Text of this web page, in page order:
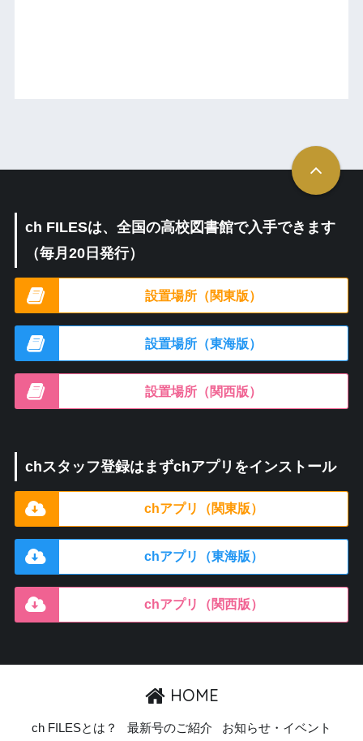
ch FILESは、全国の高校図書館で入手できます
（毎月20日発行）
設置場所（関東版）
設置場所（東海版）
設置場所（関西版）
chスタッフ登録はまずchアプリをインストール
chアプリ（関東版）
chアプリ（東海版）
chアプリ（関西版）
HOME
ch FILESとは？ 最新号のご紹介 お知らせ・イベント